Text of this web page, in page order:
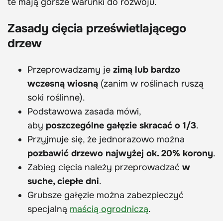
Zasady cięcia prześwietlającego
drzew
Przeprowadzamy je zimą lub bardzo
wczesną wiosną (zanim w roślinach ruszą
soki roślinne).
Podstawowa zasada mówi,
aby poszczególne gałęzie skracać o 1/3.
Przyjmuje się, że jednorazowo można
pozbawić drzewo najwyżej ok. 20% korony.
Zabieg cięcia należy przeprowadzać w
suche, ciepłe dni.
Grubsze gałęzie można zabezpieczyć
specjalną maścią ogrodniczą.